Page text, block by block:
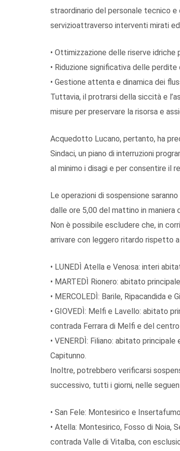
straordinario del personale tecnico e
servizioattraverso interventi mirati
• Ottimizzazione delle riserve idriche
• Riduzione significativa delle perdite
• Gestione attenta e dinamica dei
Tuttavia, il protrarsi della siccità e
misure per preservare la risorsa e
Acquedotto Lucano, pertanto, ha
Sindaci, un piano di interruzioni
al minimo i disagi e per consentire il
Le operazioni di sospensione
dalle ore 5,00 del mattino in
Non è possibile escludere che, in
arrivare con leggero ritardo rispetto
• LUNEDÌ Atella e Venosa: interi
• MARTEDÌ Rionero: abitato
• MERCOLEDÌ: Barile, Ripacandida e
• GIOVEDÌ: Melfi e Lavello: abitato
contrada Ferrara di Melfi e del
• VENERDÌ: Filiano: abitato principale
Capitunno.
Inoltre, potrebbero verificarsi
successivo, tutti i giorni, nelle
• San Fele: Montesirico e Insertafumo
• Atella: Montesirico, Fosso di Noia,
contrada Valle di Vitalba, con